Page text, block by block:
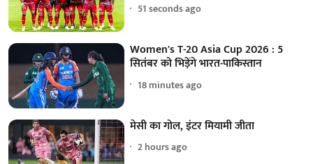
52 seconds ago
Women's T-20 Asia Cup 2026 : 5
सितंबर को भिड़ेंगे भारत-पाकिस्तान
18 minutes ago
मेसी का गोल, इंटर मियामी जीता
2 hours ago